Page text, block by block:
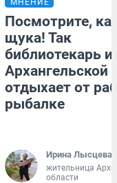
МНЕНИЕ
Посмотрите,
щука! Так
библиотекарь
Архангельской
отдыхает от
рыбалке
Ирина Лысцева
жительница
области